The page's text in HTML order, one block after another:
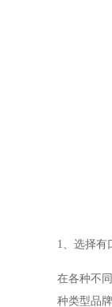
1、选择有
在各种不
种类型品